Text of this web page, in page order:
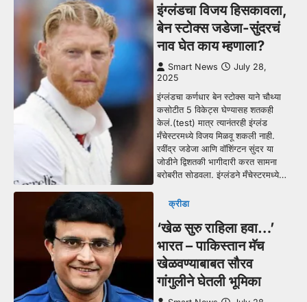
इंग्लंडचा विजय हिसकावला,
बेन स्टोक्स जडेजा-सुंदरचं
नाव घेत काय म्हणाला?
Smart News
July 28,
2025
इंग्लंडचा कर्णधार बेन स्टोक्स याने चौथ्या
कसोटीत 5 विकेट्स घेण्यासह शतकही
केलं.(test) मात्र त्यानंतरही इंग्लंड
मँचेस्टरमध्ये विजय मिळवू शकली नाही.
रवींद्र जडेजा आणि वॉशिंग्टन सुंदर या
जोडीने द्विशतकी भागीदारी करत सामना
बरोबरीत सोडवला. इंग्लंडने मँचेस्टरमध्ये…
क्रीडा
‘खेळ सुरु राहिला हवा…’
भारत – पाकिस्तान मॅच
खेळवण्याबाबत सौरव
गांगुलीने घेतली भूमिका